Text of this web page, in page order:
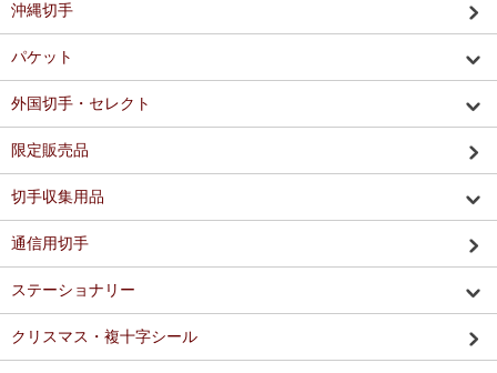
沖縄切手
パケット
外国切手・セレクト
限定販売品
切手収集用品
通信用切手
ステーショナリー
クリスマス・複十字シール